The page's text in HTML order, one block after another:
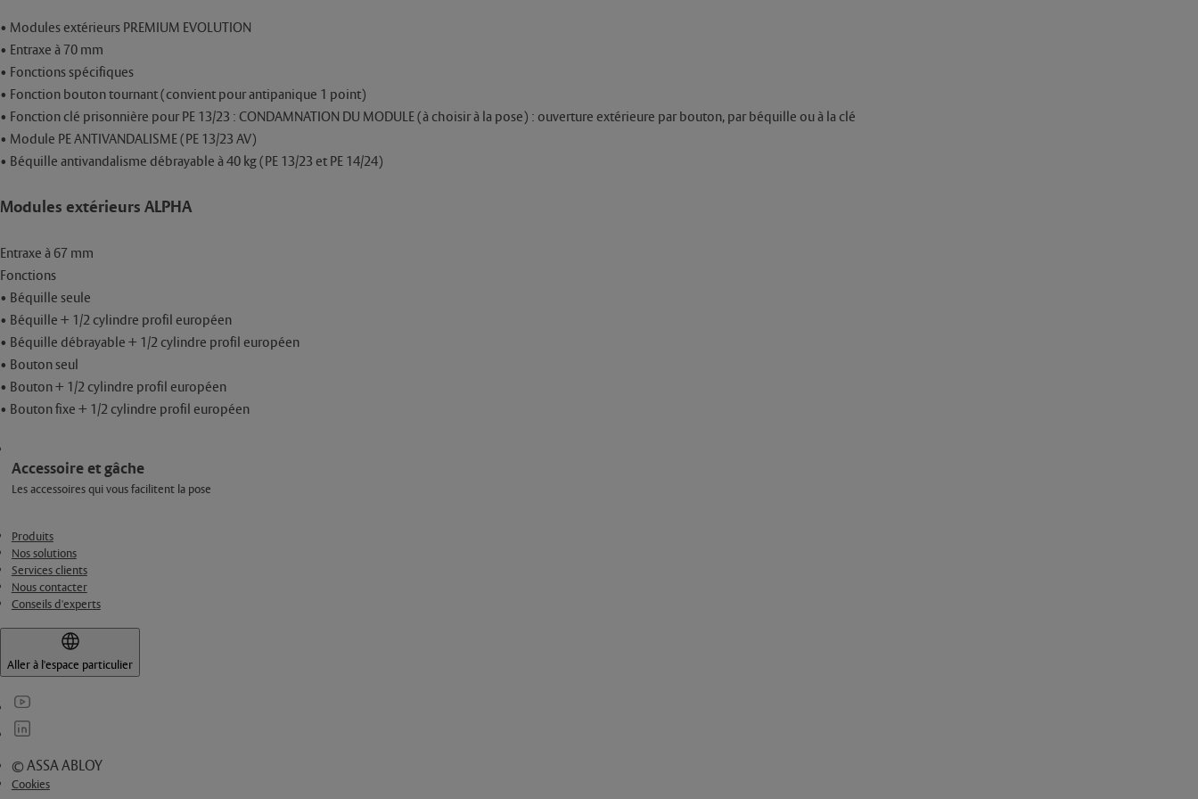
• Modules extérieurs PREMIUM EVOLUTION
• Entraxe à 70 mm
• Fonctions spécifiques
• Fonction bouton tournant (convient pour antipanique 1 point)
• Fonction clé prisonnière pour PE 13/23 : CONDAMNATION DU MODULE (à choisir à la pose) : ouverture extérieure par bouton, par béquille ou à la clé
• Module PE ANTIVANDALISME (PE 13/23 AV)
• Béquille antivandalisme débrayable à 40 kg (PE 13/23 et PE 14/24)
Modules extérieurs ALPHA
Entraxe à 67 mm
Fonctions
• Béquille seule
• Béquille + 1/2 cylindre profil européen
• Béquille débrayable + 1/2 cylindre profil européen
• Bouton seul
• Bouton + 1/2 cylindre profil européen
• Bouton fixe + 1/2 cylindre profil européen
Accessoire et gâche
Les accessoires qui vous facilitent la pose
Produits
Nos solutions
Services clients
Nous contacter
Conseils d'experts
Aller à l'espace particulier
© ASSA ABLOY
Cookies